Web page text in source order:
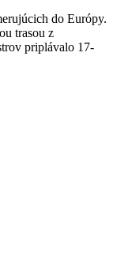
do Európy.
trasou z
priplávalo 17-